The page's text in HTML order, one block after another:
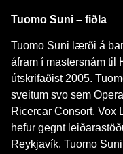
Tuomo Suni – fiðla
Tuomo Suni lærði á
áfram í mastersnám til
útskrifaðist 2005.
sveitum svo sem
Ricercar Consort, Vox
hefur gegnt
Reykjavík. Tuomo